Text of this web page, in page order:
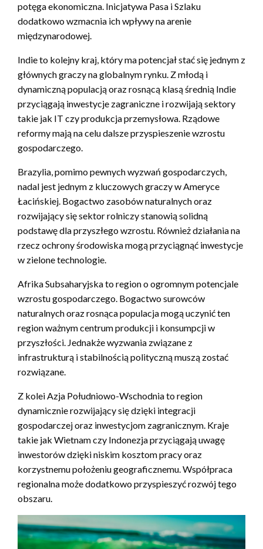
potęga ekonomiczna. Inicjatywa Pasa i Szlaku
dodatkowo wzmacnia ich wpływy na arenie
międzynarodowej.
Indie to kolejny kraj, który ma potencjał stać się jednym z
głównych graczy na globalnym rynku. Z młodą i
dynamiczną populacją oraz rosnącą klasą średnią Indie
przyciągają inwestycje zagraniczne i rozwijają sektory
takie jak IT czy produkcja przemysłowa. Rządowe
reformy mają na celu dalsze przyspieszenie wzrostu
gospodarczego.
Brazylia, pomimo pewnych wyzwań gospodarczych,
nadal jest jednym z kluczowych graczy w Ameryce
Łacińskiej. Bogactwo zasobów naturalnych oraz
rozwijający się sektor rolniczy stanowią solidną
podstawę dla przyszłego wzrostu. Również działania na
rzecz ochrony środowiska mogą przyciągnąć inwestycje
w zielone technologie.
Afrika Subsaharyjska to region o ogromnym potencjale
wzrostu gospodarczego. Bogactwo surowców
naturalnych oraz rosnąca populacja mogą uczynić ten
region ważnym centrum produkcji i konsumpcji w
przyszłości. Jednakże wyzwania związane z
infrastrukturą i stabilnością polityczną muszą zostać
rozwiązane.
Z kolei Azja Południowo-Wschodnia to region
dynamicznie rozwijający się dzięki integracji
gospodarczej oraz inwestycjom zagranicznym. Kraje
takie jak Wietnam czy Indonezja przyciągają uwagę
inwestorów dzięki niskim kosztom pracy oraz
korzystnemu położeniu geograficznemu. Współpraca
regionalna może dodatkowo przyspieszyć rozwój tego
obszaru.